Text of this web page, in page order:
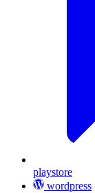
playstore
wordpress